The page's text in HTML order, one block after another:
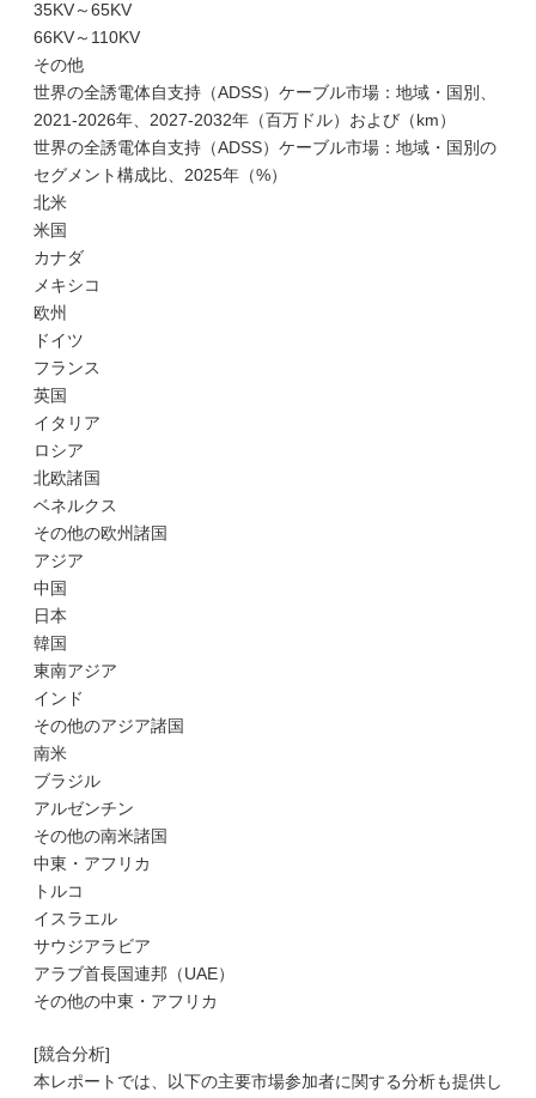
35KV～65KV
66KV～110KV
その他
世界の全誘電体自支持（ADSS）ケーブル市場：地域・国別、
2021-2026年、2027-2032年（百万ドル）および（km）
世界の全誘電体自支持（ADSS）ケーブル市場：地域・国別の
セグメント構成比、2025年（%）
北米
米国
カナダ
メキシコ
欧州
ドイツ
フランス
英国
イタリア
ロシア
北欧諸国
ベネルクス
その他の欧州諸国
アジア
中国
日本
韓国
東南アジア
インド
その他のアジア諸国
南米
ブラジル
アルゼンチン
その他の南米諸国
中東・アフリカ
トルコ
イスラエル
サウジアラビア
アラブ首長国連邦（UAE）
その他の中東・アフリカ
[競合分析]
本レポートでは、以下の主要市場参加者に関する分析も提供し